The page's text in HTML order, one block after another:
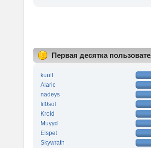
Первая десятка
kuuff
Alaric
nadeys
fil0sof
Kroid
Muyyd
Elspet
Skywrath